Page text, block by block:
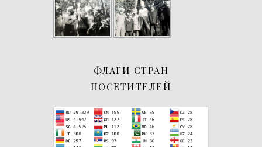
ФЛАГИ СТРАН
ПОСЕТИТЕЛЕЙ